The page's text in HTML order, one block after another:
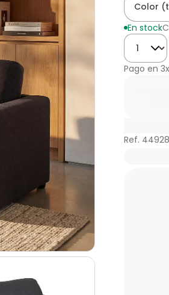
Color
En stock
Cantidad
Pago en 3x
Ref.